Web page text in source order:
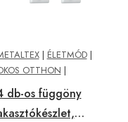
| ÉLETMÓD|
OTTHON |
db-os függöny